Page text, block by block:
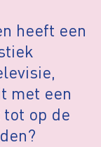
heeft een
met een
op de